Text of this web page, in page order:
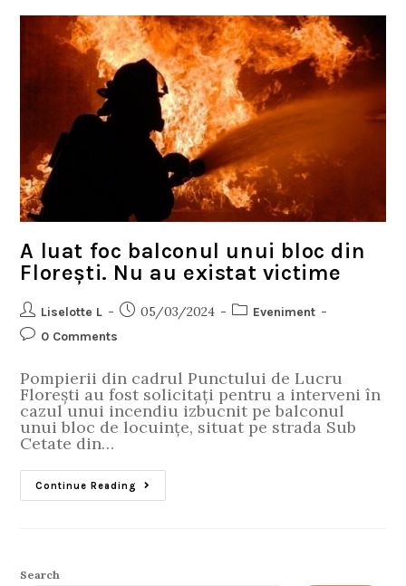
A luat foc balconul unui bloc din
Florești. Nu au existat victime
Liselotte L 05/03/2024
Eveniment
0 Comments
Pompierii din cadrul Punctului de Lucru
Florești au fost solicitați pentru a interveni în
cazul unui incendiu izbucnit pe balconul
unui bloc de locuințe, situat pe strada Sub
Cetate din…
Continue Reading
Search